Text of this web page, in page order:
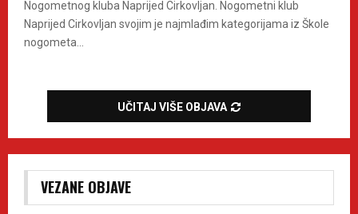
Nogometnog kluba Naprijed Cirkovljan. Nogometni klub
Naprijed Cirkovljan svojim je najmlađim kategorijama iz Škole
nogometa...
UČITAJ VIŠE OBJAVA
VEZANE OBJAVE